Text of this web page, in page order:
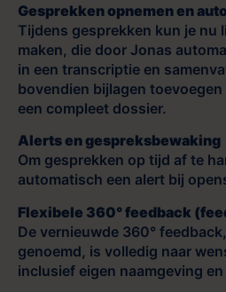
Gesprekken opnemen en
Tijdens gesprekken kun je nu
maken, die door Jonas
in een transcriptie en
bovendien bijlagen
een compleet dossier.
Alerts en gespreksbewaking
Om gesprekken op tijd af te
automatisch een alert bij
Flexibele 360° feedback
De vernieuwde 360°
genoemd, is volledig naar
inclusief eigen naamgeving